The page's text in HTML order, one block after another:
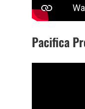
Pacifica